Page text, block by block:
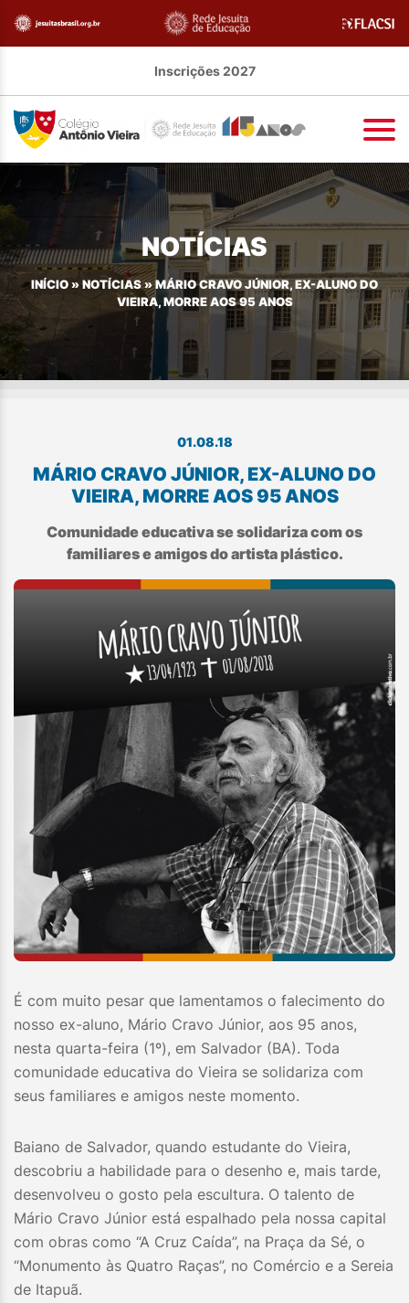
Inscrições 2027
NOTÍCIAS
INÍCIO »NOTÍCIAS»MÁRIO CRAVO JÚNIOR, EX-ALUNO DO
VIEIRA, MORRE AOS 95 ANOS
01.08.18
MÁRIO CRAVO JÚNIOR, EX-ALUNO DO
VIEIRA, MORRE AOS 95 ANOS
Comunidade educativa se solidariza com os
familiares e amigos do artista plástico.
É com muito pesar que lamentamos o falecimento do
nosso ex-aluno, Mário Cravo Júnior, aos 95 anos,
nesta quarta-feira (1º), em Salvador (BA). Toda
comunidade educativa do Vieira se solidariza com
seus familiares e amigos neste momento.
Baiano de Salvador, quando estudante do Vieira,
descobriu a habilidade para o desenho e, mais tarde,
desenvolveu o gosto pela escultura. O talento de
Mário Cravo Júnior está espalhado pela nossa capital
com obras como “A Cruz Caída”, na Praça da Sé, o
“Monumento às Quatro Raças”, no Comércio e a Sereia
de Itapuã.